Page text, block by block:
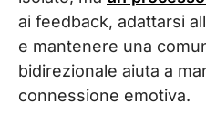
ai feedback, adattarsi
e mantenere una
bidirezionale aiuta a
connessione emotiva.